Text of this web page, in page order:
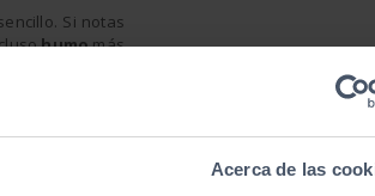
Acerca de las
Si notas
humomás
los que se